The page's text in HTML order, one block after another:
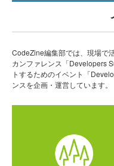
CodeZine編集部では、現場で
カンファレンス「Developers
トするためのイベント「
ンスを企画・運営しています。